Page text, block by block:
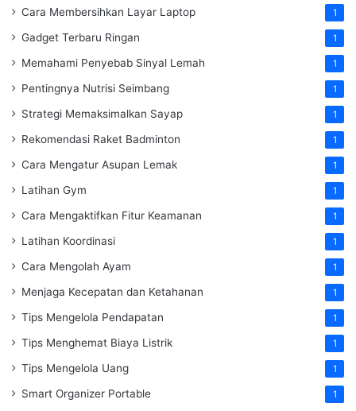
Cara Membersihkan Layar Laptop 1
Gadget Terbaru Ringan 1
Memahami Penyebab Sinyal Lemah 1
Pentingnya Nutrisi Seimbang 1
Strategi Memaksimalkan Sayap 1
Rekomendasi Raket Badminton 1
Cara Mengatur Asupan Lemak 1
Latihan Gym 1
Cara Mengaktifkan Fitur Keamanan 1
Latihan Koordinasi 1
Cara Mengolah Ayam 1
Menjaga Kecepatan dan Ketahanan 1
Tips Mengelola Pendapatan 1
Tips Menghemat Biaya Listrik 1
Tips Mengelola Uang 1
Smart Organizer Portable 1